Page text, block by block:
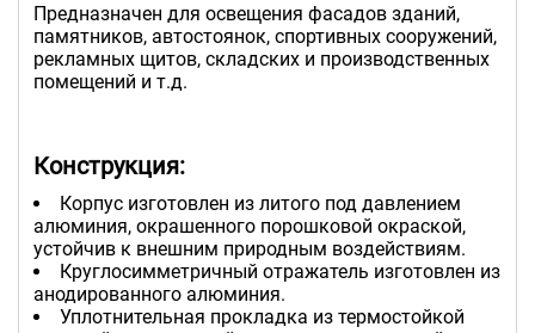
Предназначен для освещения фасадов зданий,
памятников, автостоянок, спортивных сооружений,
рекламных щитов, складских и производственных
помещений и т.д.
Конструкция:
Корпус изготовлен из литого под давлением
алюминия, окрашенного порошковой окраской,
устойчив к внешним природным воздействиям.
Круглосимметричный отражатель изготовлен из
анодированного алюминия.
Уплотнительная прокладка из термостойкой